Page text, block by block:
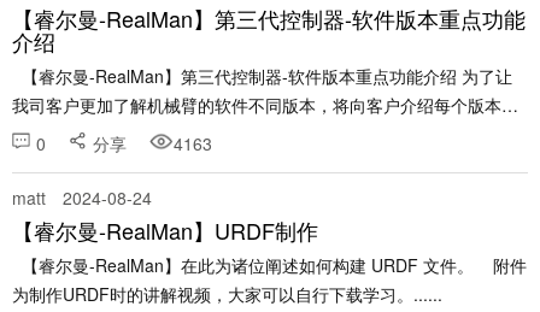
【睿尔曼-RealMan】第三代控制器-软件版本重点功能
介绍
【睿尔曼-RealMan】第三代控制器-软件版本重点功能介绍 为了让
我司客户更加了解机械臂的软件不同版本，将向客户介绍每个版本的
重点功能，帮助客户了解软件版本更新内容。 版本功能介绍中，不包
0 分享 4163
matt 2024-08-24
【睿尔曼-RealMan】URDF制作
【睿尔曼-RealMan】在此为诸位阐述如何构建 URDF 文件。 附件
为制作URDF时的讲解视频，大家可以自行下载学习。......